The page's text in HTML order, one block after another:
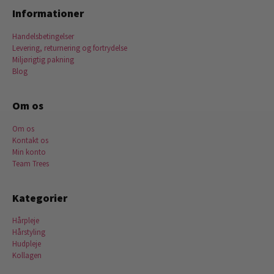
Informationer
Handelsbetingelser
Levering, returnering og fortrydelse
Miljørigtig pakning
Blog
Om os
Om os
Kontakt os
Min konto
Team Trees
Kategorier
Hårpleje
Hårstyling
Hudpleje
Kollagen